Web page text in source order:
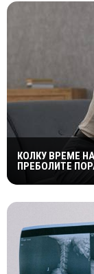
КОЛКУ ВРЕМЕ
ПРЕБОЛИТЕ
КОНТАКТ“ НЕ Е